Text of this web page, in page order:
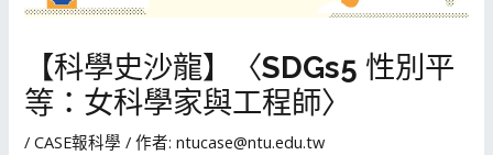
【科學史沙龍】〈SDGs5 性別平
等：女科學家與工程師〉
/CASE報科學 / 作者:ntucase@ntu.edu.tw